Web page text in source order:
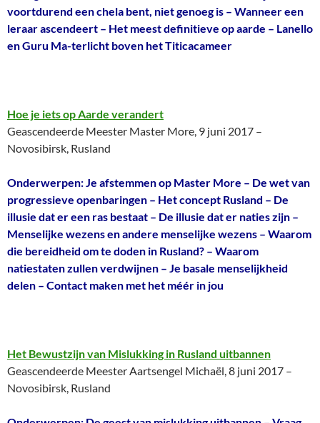
voortdurend een chela bent, niet genoeg is – Wanneer een
leraar ascendeert – Het meest definitieve op aarde – Lanello
en Guru Ma-terlicht boven het Titicacameer
Hoe je iets op Aarde verandert
Geascendeerde Meester Master More, 9 juni 2017 –
Novosibirsk, Rusland
Onderwerpen: Je afstemmen op Master More – De wet van
progressieve openbaringen – Het concept Rusland – De
illusie dat er een ras bestaat – De illusie dat er naties zijn –
Menselijke wezens en andere menselijke wezens – Waarom
die bereidheid om te doden in Rusland? – Waarom
natiestaten zullen verdwijnen – Je basale menselijkheid
delen – Contact maken met het méér in jou
Het Bewustzijn van Mislukking in Rusland uitbannen
Geascendeerde Meester Aartsengel Michaël, 8 juni 2017 –
Novosibirsk, Rusland